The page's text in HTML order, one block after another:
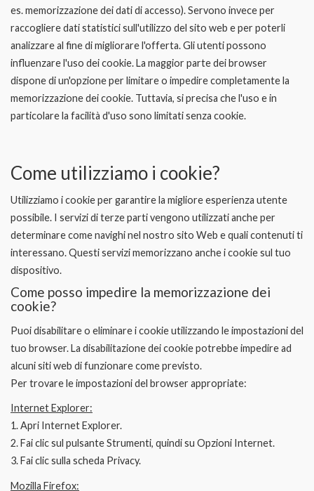
es. memorizzazione dei dati di accesso). Servono invece per
raccogliere dati statistici sull'utilizzo del sito web e per poterli
analizzare al fine di migliorare l'offerta. Gli utenti possono
influenzare l'uso dei cookie. La maggior parte dei browser
dispone di un'opzione per limitare o impedire completamente la
memorizzazione dei cookie. Tuttavia, si precisa che l'uso e in
particolare la facilità d'uso sono limitati senza cookie.
Come utilizziamo i cookie?
Utilizziamo i cookie per garantire la migliore esperienza utente
possibile. I servizi di terze parti vengono utilizzati anche per
determinare come navighi nel nostro sito Web e quali contenuti ti
interessano. Questi servizi memorizzano anche i cookie sul tuo
dispositivo.
Come posso impedire la memorizzazione dei
cookie?
Puoi disabilitare o eliminare i cookie utilizzando le impostazioni del
tuo browser. La disabilitazione dei cookie potrebbe impedire ad
alcuni siti web di funzionare come previsto.
Per trovare le impostazioni del browser appropriate:
Internet Explorer:
1. Apri Internet Explorer.
2. Fai clic sul pulsante Strumenti, quindi su Opzioni Internet.
3. Fai clic sulla scheda Privacy.
Mozilla Firefox: